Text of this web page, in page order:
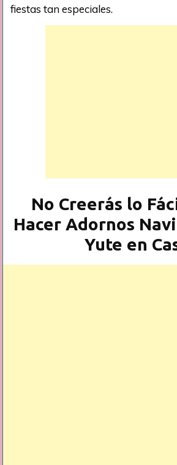
fiestas tan especiales.
No Creerás lo
Hacer Adornos
Yute en